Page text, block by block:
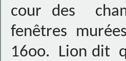
cour des
fenêtres
16oo. Lion dit